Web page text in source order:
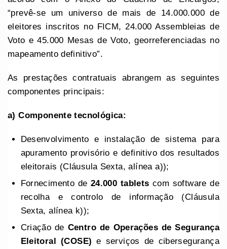
“prevê-se um universo de mais de 14.000.000 de
eleitores inscritos no FICM, 24.000 Assembleias de
Voto e 45.000 Mesas de Voto, georreferenciadas no
mapeamento definitivo”.
As prestações contratuais abrangem as seguintes
componentes principais:
a) Componente tecnológica:
Desenvolvimento e instalação de sistema para
apuramento provisório e definitivo dos resultados
eleitorais (Cláusula Sexta, alínea a));
Fornecimento de 24.000 tablets com software de
recolha e controlo de informação (Cláusula
Sexta, alínea k));
Criação de Centro de Operações de Segurança
Eleitoral (COSE) e serviços de cibersegurança